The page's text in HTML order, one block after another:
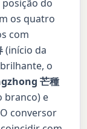
do
os quatro
com
(início da
o
芒種
branco) e
conversor